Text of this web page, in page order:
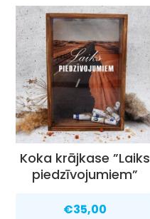
Koka krājkase ”Laiks
piedzīvojumiem”
€35,00